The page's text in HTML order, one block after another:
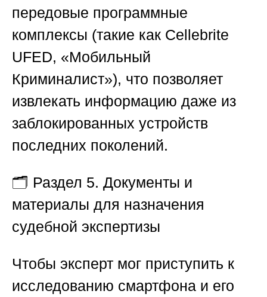
передовые программные
комплексы (такие как Cellebrite
UFED, «Мобильный
Криминалист»), что позволяет
извлекать информацию даже из
заблокированных устройств
последних поколений.
🗂 Раздел 5. Документы и
материалы для назначения
судебной экспертизы
Чтобы эксперт мог приступить к
исследованию смартфона и его